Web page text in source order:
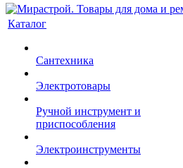
Каталог
Сантехника
Электротовары
Ручной инструмент и
приспособления
Электроинструменты